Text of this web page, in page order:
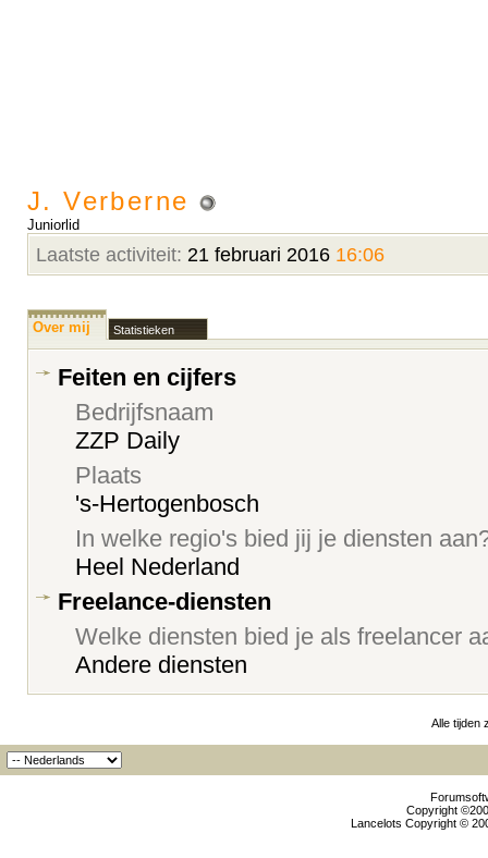
J. Verberne
Juniorlid
Laatste activiteit: 21 februari 2016 16:06
Over mij Statistieken
Feiten en cijfers
Bedrijfsnaam
ZZP Daily
Plaats
's-Hertogenbosch
In welke regio's bied jij je diensten
Heel Nederland
Freelance-diensten
Welke diensten bied je als freelancer
Andere diensten
Alle tijden
Copyright
Lancelots Copyright ©